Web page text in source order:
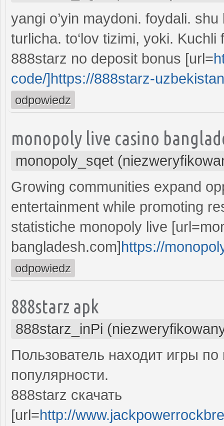
yangi o’yin maydoni. foydali.
turlicha. to‘lov tizimi, yoki. Kuchli
888starz no deposit bonus [url=
code/]https://888starz-
odpowiedz
monopoly live casino
monopoly_sqet
Growing communities expand
entertainment while promoting
statistiche monopoly live
bangladesh.com]https://
odpowiedz
888starz apk
888starz_inPi
Пользователь находит игры
популярности.
888starz скачать
[url=http://